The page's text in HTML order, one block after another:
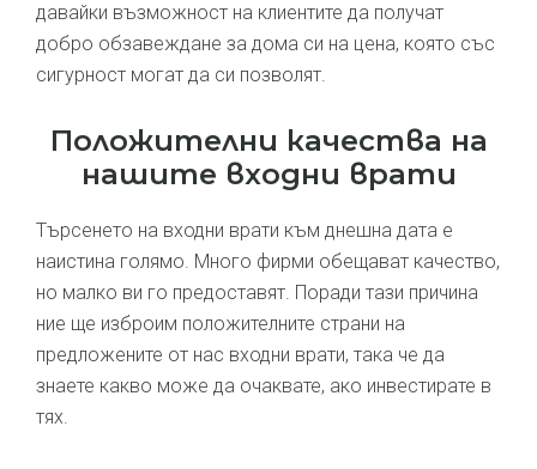
давайки възможност на клиентите да получат
добро обзавеждане за дома си на цена, която със
сигурност могат да си позволят.
Положителни качества на
нашите входни врати
Търсенето на входни врати към днешна дата е
наистина голямо. Много фирми обещават качество,
но малко ви го предоставят. Поради тази причина
ние ще изброим положителните страни на
предложените от нас входни врати, така че да
знаете какво може да очаквате, ако инвестирате в
тях.